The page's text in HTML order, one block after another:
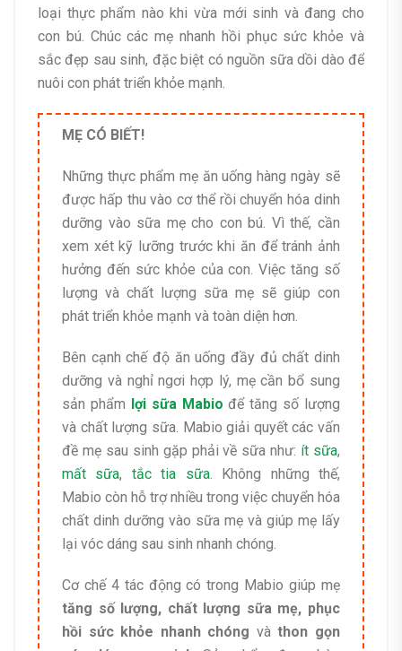
loại thực phẩm nào khi vừa mới sinh và đang cho
con bú. Chúc các mẹ nhanh hồi phục sức khỏe và
sắc đẹp sau sinh, đặc biệt có nguồn sữa dồi dào để
nuôi con phát triển khỏe mạnh.
MẸ CÓ BIẾT!
Những thực phẩm mẹ ăn uống hàng ngày sẽ
được hấp thu vào cơ thể rồi chuyển hóa dinh
dưỡng vào sữa mẹ cho con bú. Vì thế, cần
xem xét kỹ lưỡng trước khi ăn để tránh ảnh
hưởng đến sức khỏe của con. Việc tăng số
lượng và chất lượng sữa mẹ sẽ giúp con
phát triển khỏe mạnh và toàn diện hơn.
Bên cạnh chế độ ăn uống đầy đủ chất dinh
dưỡng và nghỉ ngơi hợp lý, mẹ cần bổ sung
sản phẩm lợi sữa Mabio để tăng số lượng
và chất lượng sữa. Mabio giải quyết các vấn
đề mẹ sau sinh gặp phải về sữa như: ít sữa,
mất sữa, tắc tia sữa. Không những thế,
Mabio còn hỗ trợ nhiều trong việc chuyển hóa
chất dinh dưỡng vào sữa mẹ và giúp mẹ lấy
lại vóc dáng sau sinh nhanh chóng.
Cơ chế 4 tác động có trong Mabio giúp mẹ
tăng số lượng, chất lượng sữa mẹ, phục
hồi sức khỏe nhanh chóng vàthon gọn